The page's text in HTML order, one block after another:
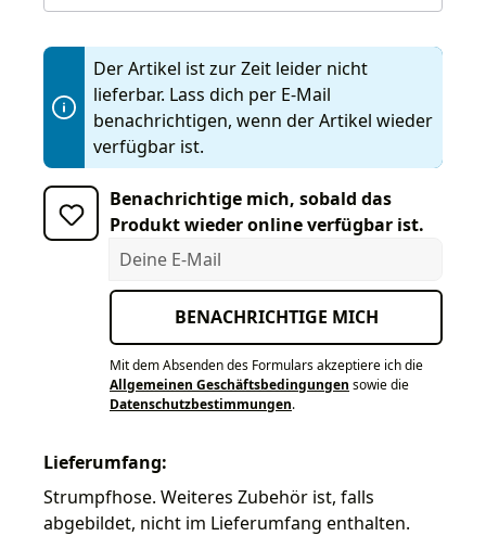
Der Artikel ist zur Zeit leider nicht
lieferbar. Lass dich per E-Mail
benachrichtigen, wenn der Artikel wieder
verfügbar ist.
Benachrichtige mich, sobald das
Produkt wieder online verfügbar ist.
Deine E-Mail
BENACHRICHTIGE MICH
Mit dem Absenden des Formulars akzeptiere ich die
Allgemeinen Geschäftsbedingungen sowie die
Datenschutzbestimmungen.
Lieferumfang:
Strumpfhose. Weiteres Zubehör ist, falls
abgebildet, nicht im Lieferumfang enthalten.